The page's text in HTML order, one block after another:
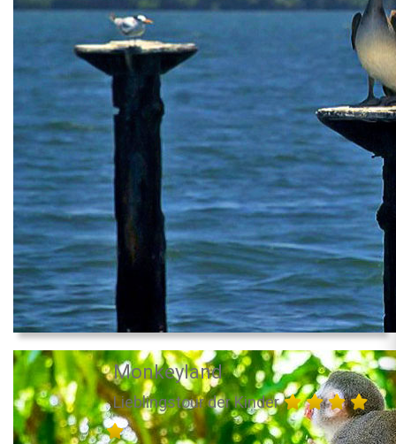
Monkeyland
Lieblingstour der Kinder